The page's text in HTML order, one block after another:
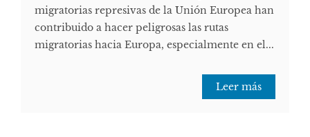
migratorias represivas de la Unión Europea han
contribuido a hacer peligrosas las rutas
migratorias hacia Europa, especialmente en el...
Leer más